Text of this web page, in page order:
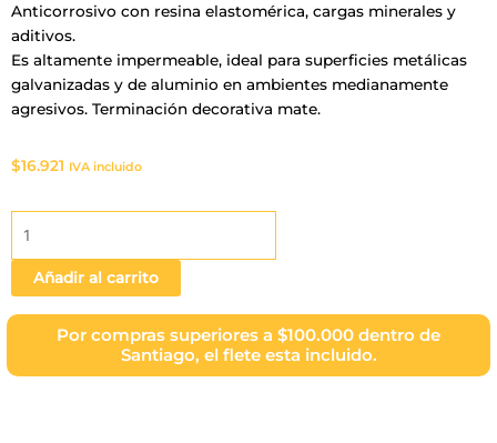
Anticorrosivo con resina elastomérica, cargas minerales y
aditivos.
Es altamente impermeable, ideal para superficies metálicas
galvanizadas y de aluminio en ambientes medianamente
agresivos. Terminación decorativa mate.
$16.921 IVA incluido
(Negro)
Galón
5
Añadir al carrito
Por compras superiores a $100.000 dentro de
Santiago, el flete esta incluido.